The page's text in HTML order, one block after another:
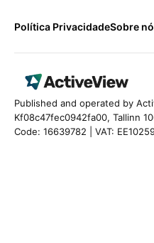
Política PrivacidadeSobre
Published and operated by
Kf08c47fec0942fa00, Tallinn
Code: 16639782 | VAT: